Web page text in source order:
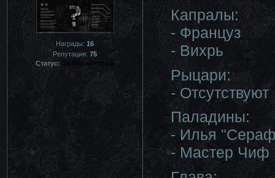
Награды: 16
Репутация: 75
Статус:За Периметром
Капралы:
- Француз
- Вихрь
Рыцари:
- Отсутствуют
Паладины:
- Илья
- Мастер Чиф